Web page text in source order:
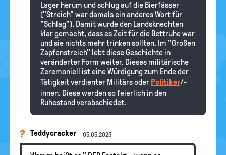
Lager herum und schlug auf die Bierfässer
("Streich" war damals ein anderes Wort für
"Schlag"). Damit wurde den Landsknechten
klar gemacht, dass es Zeit für die Bettruhe war
und sie nichts mehr trinken sollten. Im "Großen
Zapfenstreich" lebt diese Geschichte in
veränderter Form weiter. Dieses militärische
Zeremoniell ist eine Würdigung zum Ende der
Tätigkeit verdienter Militärs oder Politiker/-
innen. Diese werden so feierlich in den
Ruhestand verabschiedet.
Teddycracker 05.05.2025